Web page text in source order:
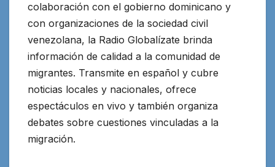
colaboración con el gobierno dominicano y
con organizaciones de la sociedad civil
venezolana, la Radio Globalízate brinda
información de calidad a la comunidad de
migrantes. Transmite en español y cubre
noticias locales y nacionales, ofrece
espectáculos en vivo y también organiza
debates sobre cuestiones vinculadas a la
migración.